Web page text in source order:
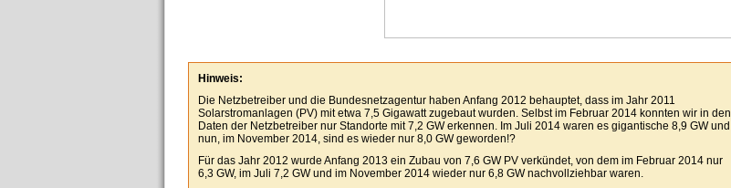
Hinweis:
Die Netzbetreiber und die Bundesnetzagentur haben Anfang 2012 behauptet, dass im Jahr 2011
Solarstromanlagen (PV) mit etwa 7,5 Gigawatt zugebaut wurden. Selbst im Februar 2014 konnten wir in den
Daten der Netzbetreiber nur Standorte mit 7,2 GW erkennen. Im Juli 2014 waren es gigantische 8,9 GW und
nun, im November 2014, sind es wieder nur 8,0 GW geworden!?
Für das Jahr 2012 wurde Anfang 2013 ein Zubau von 7,6 GW PV verkündet, von dem im Februar 2014 nur
6,3 GW, im Juli 7,2 GW und im November 2014 wieder nur 6,8 GW nachvollziehbar waren.